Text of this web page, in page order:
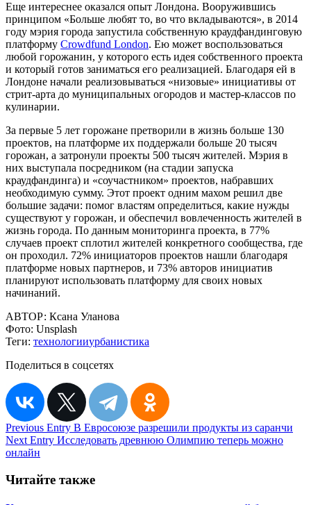
Еще интереснее оказался опыт Лондона. Вооружившись
принципом «Больше любят то, во что вкладываются», в 2014
году мэрия города запустила собственную краудфандинговую
платформу Crowdfund London. Ею может воспользоваться
любой горожанин, у которого есть идея собственного проекта
и который готов заниматься его реализацией. Благодаря ей в
Лондоне начали реализовываться «низовые» инициативы от
стрит-арта до муниципальных огородов и мастер-классов по
кулинарии.
За первые 5 лет горожане претворили в жизнь больше 130
проектов, на платформе их поддержали больше 20 тысяч
горожан, а затронули проекты 500 тысяч жителей. Мэрия в
них выступала посредником (на стадии запуска
краудфандинга) и «соучастником» проектов, набравших
необходимую сумму. Этот проект одним махом решил две
большие задачи: помог властям определиться, какие нужды
существуют у горожан, и обеспечил вовлеченность жителей в
жизнь города. По данным мониторинга проекта, в 77%
случаев проект сплотил жителей конкретного сообщества, где
он проходил. 72% инициаторов проектов нашли благодаря
платформе новых партнеров, и 73% авторов инициатив
планируют использовать платформу для своих новых
начинаний.
АВТОР: Ксана Уланова
Фото: Unsplash
Теги: технологииурбанистика
Поделиться в соцсетях
Навигация
по
Previous Entry В Евросоюзе разрешили продукты из саранчи
Next Entry Исследовать древнюю Олимпию теперь можно
онлайн
Читайте также